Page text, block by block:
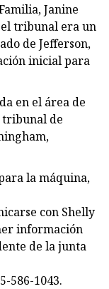
Janine
tribunal era un
de Jefferson,
inicial para
en el área de
tribunal de
la máquina,
con Shelly
información
de la junta
586-1043.